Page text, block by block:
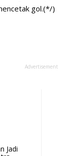
gol.(*/)
Advertisement
Jadi